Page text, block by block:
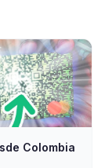
Colombia